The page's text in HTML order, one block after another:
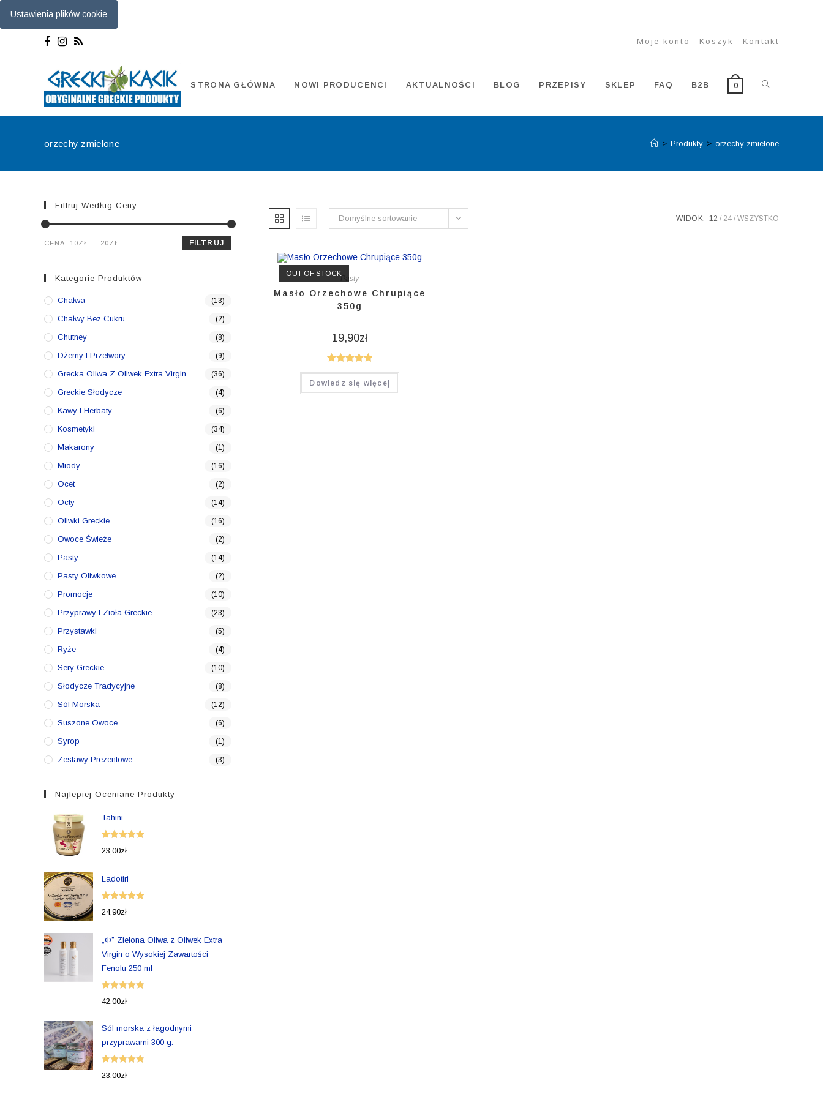
Ustawienia plików cookie
Moje konto Koszyk Kontakt
STRONA GŁÓWNA NOWI PRODUCENCI AKTUALNOŚCI BLOG PRZEPISY SKLEP FAQ B2B 0 TOGGLE
WEBSITE
orzechy zmielone > Produkty > orzechy zmielone
Domyślne sortowanie WIDOK: 12 24 WSZYSTKO
OUT OF STOCK
Pasty
Masło Orzechowe Chrupiące
350g
19,90zł
Oceniono
5.00 na 5
Dowiedz się więcej
Filtruj Według Ceny
Cena
Cena
FILTRUJ
CENA: 10ZŁ — 20ZŁ
Kategorie Produktów
Chałwa (13)
Chałwy Bez Cukru (2)
Chutney (8)
Dżemy I Przetwory (9)
Grecka Oliwa Z Oliwek Extra Virgin (36)
Greckie Słodycze (4)
Kawy I Herbaty (6)
Kosmetyki (34)
Makarony (1)
Miody (16)
Ocet (2)
Octy (14)
Oliwki Greckie (16)
Owoce Świeże (2)
Pasty (14)
Pasty Oliwkowe (2)
Promocje (10)
Przyprawy I Zioła Greckie (23)
Przystawki (5)
Ryże (4)
Sery Greckie (10)
Słodycze Tradycyjne (8)
Sól Morska (12)
Suszone Owoce (6)
Syrop (1)
Zestawy Prezentowe (3)
Najlepiej Oceniane Produkty
Tahini
Oceniono
23,00zł
Ladotiri
Oceniono
24,90zł
„Φ” Zielona Oliwa z Oliwek Extra
Virgin o Wysokiej Zawartości
Fenolu 250 ml
Oceniono
42,00zł
Sól morska z łagodnymi
przyprawami 300 g.
Oceniono
23,00zł